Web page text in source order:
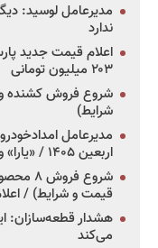
مدیرعامل لوسید:
ندارد
۲۰۳ میلیون تومانی
شرایط)
اربعین ۱۴۰۵ / «یارا» و هوش مصنوعی به خدمت زائران آمد
قیمت و شرایط) / اعلام
هشدار قطعه‌سازان:
می‌کند